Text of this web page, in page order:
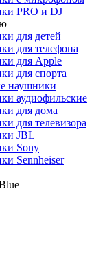
PRO и DJ
для детей
для телефона
для Apple
для спорта
наушники
аудиофильские
для дома
для телевизора
JBL
Sony
Sennheiser